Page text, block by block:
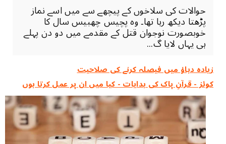
حوالات کی سلاخوں کے پیچھے سے میں اسے نماز
پڑھتا دیکھ رہا تھا۔ وہ پچیس چھبیس سال کا
خوبصورت نوجوان قتل کے مقدمے میں دو دن پہلے
ہی یہاں لایا گ...
زیادہ دباؤ میں فیصلہ کرنے کی صلاحیت
کوئز - قرآنِ پاک کی ہدایات - کیا میں ان پر عمل کرتا ہوں